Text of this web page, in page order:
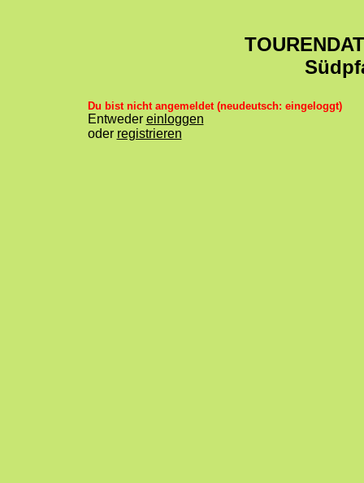
Du bist nicht angemeldet (neudeutsch: eingeloggt)
Entweder einloggen
oder registrieren